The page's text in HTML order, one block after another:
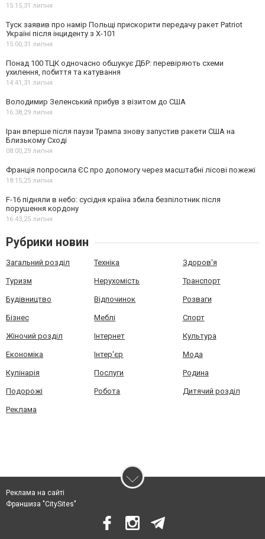
15:15,31 липня
Туск заявив про намір Польщі прискорити передачу ракет Patriot
Україні після інциденту з Х-101
15:00,31 липня
Понад 100 ТЦК одночасно обшукує ДБР: перевіряють схеми
ухилення, побиття та катування
14:41,31 липня
Володимир Зеленський прибув з візитом до США
16:38,29 липня
Іран вперше після паузи Трампа знову запустив ракети США на
Близькому Сході
08:00,29 липня
Франція попросила ЄС про допомогу через масштабні лісові пожежі
18:15,25 липня
F-16 підняли в небо: сусідня країна збила безпілотник після
порушення кордону
16:43,25 липня
Рубрики новин
Загальний розділ Техніка Здоров'я
Туризм Нерухомість Транспорт
Будівництво Відпочинок Розваги
Бізнес Меблі Спорт
Жіночий розділ Інтернет Культура
Економіка Інтер'єр Мода
Кулінарія Послуги Родина
Подорожі Робота Дитячий розділ
Реклама
Реклама на сайті
Франшиза "CitySites"